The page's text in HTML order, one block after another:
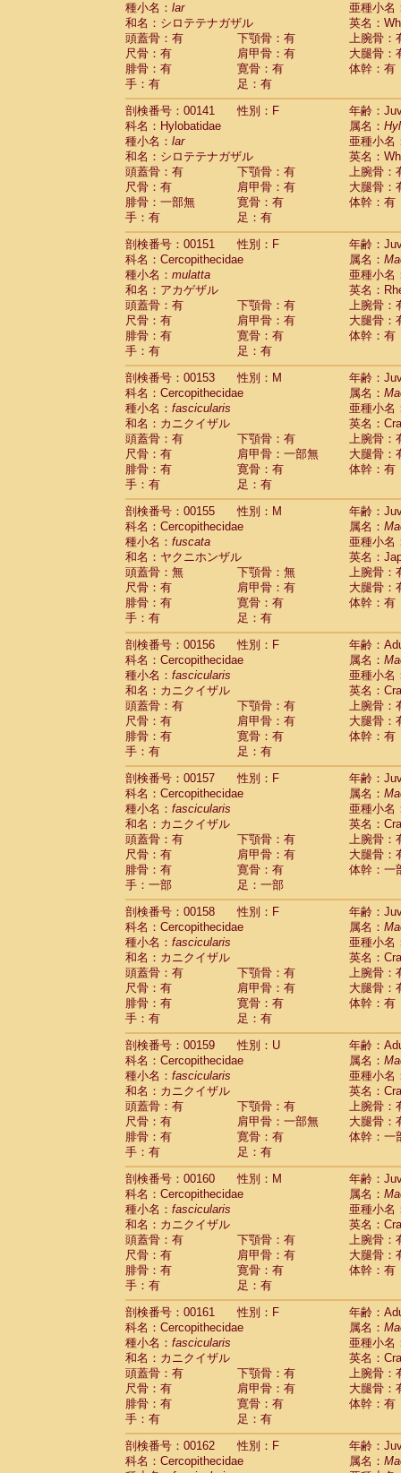
種小名： lar
亜種小名
和名：シロテテナガザル
英名：
頭蓋骨：有
下顎骨：有
上腕骨：
尺骨：有
肩甲骨：有
大腿骨：
腓骨：有
寛骨：有
体幹：有
手：有
足：有
剖検番号：00141
性別：F
年齢：
科名：Hylobatidae
属名：
種小名： lar
亜種小名
和名：シロテテナガザル
英名：
頭蓋骨：有
下顎骨：有
上腕骨：
尺骨：有
肩甲骨：有
大腿骨：
腓骨：一部無
寛骨：有
体幹：有
手：有
足：有
剖検番号：00151
性別：F
年齢：
科名：Cercopithecidae
属名：
種小名： mulatta
亜種小名
和名：アカゲザル
英名：
頭蓋骨：有
下顎骨：有
上腕骨：
尺骨：有
肩甲骨：有
大腿骨：
腓骨：有
寛骨：有
体幹：有
手：有
足：有
剖検番号：00153
性別：M
年齢：
科名：Cercopithecidae
属名：
種小名： fascicularis
亜種小名
和名：カニクイザル
英名：
頭蓋骨：有
下顎骨：有
上腕骨：
尺骨：有
肩甲骨：一部無
大腿骨：
腓骨：有
寛骨：有
体幹：有
手：有
足：有
剖検番号：00155
性別：M
年齢：
科名：Cercopithecidae
属名：
種小名： fuscata
亜種小名
和名：ヤクニホンザル
英名：
頭蓋骨：無
下顎骨：無
上腕骨：
尺骨：有
肩甲骨：有
大腿骨：
腓骨：有
寛骨：有
体幹：有
手：有
足：有
剖検番号：00156
性別：F
年齢：
科名：Cercopithecidae
属名：
種小名： fascicularis
亜種小名
和名：カニクイザル
英名：
頭蓋骨：有
下顎骨：有
上腕骨：
尺骨：有
肩甲骨：有
大腿骨：
腓骨：有
寛骨：有
体幹：有
手：有
足：有
剖検番号：00157
性別：F
年齢：
科名：Cercopithecidae
属名：
種小名： fascicularis
亜種小名
和名：カニクイザル
英名：
頭蓋骨：有
下顎骨：有
上腕骨：
尺骨：有
肩甲骨：有
大腿骨：
腓骨：有
寛骨：有
体幹：一
手：一部
足：一部
剖検番号：00158
性別：F
年齢：
科名：Cercopithecidae
属名：
種小名： fascicularis
亜種小名
和名：カニクイザル
英名：
頭蓋骨：有
下顎骨：有
上腕骨：
尺骨：有
肩甲骨：有
大腿骨：
腓骨：有
寛骨：有
体幹：有
手：有
足：有
剖検番号：00159
性別：U
年齢：
科名：Cercopithecidae
属名：
種小名： fascicularis
亜種小名
和名：カニクイザル
英名：
頭蓋骨：有
下顎骨：有
上腕骨：
尺骨：有
肩甲骨：一部無
大腿骨：
腓骨：有
寛骨：有
体幹：一
手：有
足：有
剖検番号：00160
性別：M
年齢：
科名：Cercopithecidae
属名：
種小名： fascicularis
亜種小名
和名：カニクイザル
英名：
頭蓋骨：有
下顎骨：有
上腕骨：
尺骨：有
肩甲骨：有
大腿骨：
腓骨：有
寛骨：有
体幹：有
手：有
足：有
剖検番号：00161
性別：F
年齢：
科名：Cercopithecidae
属名：
種小名： fascicularis
亜種小名
和名：カニクイザル
英名：
頭蓋骨：有
下顎骨：有
上腕骨：
尺骨：有
肩甲骨：有
大腿骨：
腓骨：有
寛骨：有
体幹：有
手：有
足：有
剖検番号：00162
性別：F
年齢：
科名：Cercopithecidae
属名：